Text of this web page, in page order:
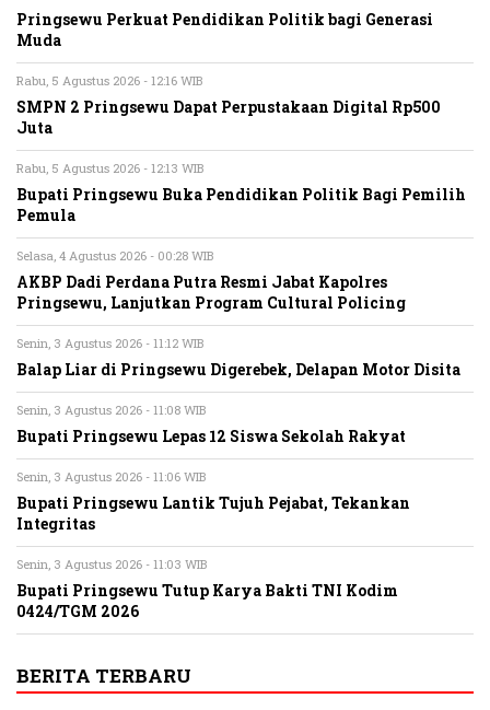
Pringsewu Perkuat Pendidikan Politik bagi Generasi
Muda
Rabu, 5 Agustus 2026 - 12:16 WIB
SMPN 2 Pringsewu Dapat Perpustakaan Digital Rp500
Juta
Rabu, 5 Agustus 2026 - 12:13 WIB
Bupati Pringsewu Buka Pendidikan Politik Bagi Pemilih
Pemula
Selasa, 4 Agustus 2026 - 00:28 WIB
AKBP Dadi Perdana Putra Resmi Jabat Kapolres
Pringsewu, Lanjutkan Program Cultural Policing
Senin, 3 Agustus 2026 - 11:12 WIB
Balap Liar di Pringsewu Digerebek, Delapan Motor Disita
Senin, 3 Agustus 2026 - 11:08 WIB
Bupati Pringsewu Lepas 12 Siswa Sekolah Rakyat
Senin, 3 Agustus 2026 - 11:06 WIB
Bupati Pringsewu Lantik Tujuh Pejabat, Tekankan
Integritas
Senin, 3 Agustus 2026 - 11:03 WIB
Bupati Pringsewu Tutup Karya Bakti TNI Kodim
0424/TGM 2026
BERITA TERBARU